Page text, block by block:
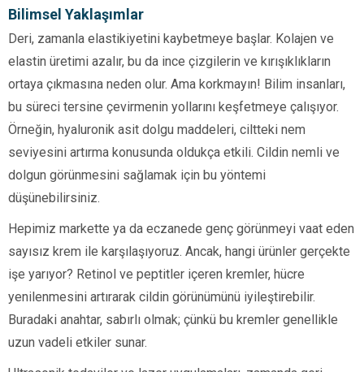
Bilimsel Yaklaşımlar
Deri, zamanla elastikiyetini kaybetmeye başlar. Kolajen ve
elastin üretimi azalır, bu da ince çizgilerin ve kırışıklıkların
ortaya çıkmasına neden olur. Ama korkmayın! Bilim insanları,
bu süreci tersine çevirmenin yollarını keşfetmeye çalışıyor.
Örneğin, hyaluronik asit dolgu maddeleri, ciltteki nem
seviyesini artırma konusunda oldukça etkili. Cildin nemli ve
dolgun görünmesini sağlamak için bu yöntemi
düşünebilirsiniz.
Hepimiz markette ya da eczanede genç görünmeyi vaat eden
sayısız krem ile karşılaşıyoruz. Ancak, hangi ürünler gerçekte
işe yarıyor? Retinol ve peptitler içeren kremler, hücre
yenilenmesini artırarak cildin görünümünü iyileştirebilir.
Buradaki anahtar, sabırlı olmak; çünkü bu kremler genellikle
uzun vadeli etkiler sunar.